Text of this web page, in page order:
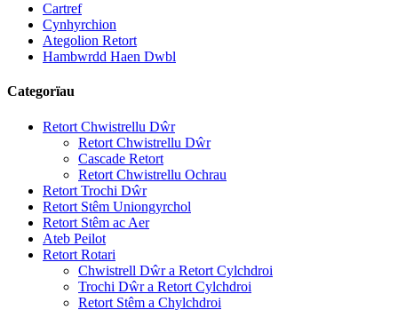
Cartref
Cynhyrchion
Ategolion Retort
Hambwrdd Haen Dwbl
Categorïau
Retort Chwistrellu Dŵr
Retort Chwistrellu Dŵr
Cascade Retort
Retort Chwistrellu Ochrau
Retort Trochi Dŵr
Retort Stêm Uniongyrchol
Retort Stêm ac Aer
Ateb Peilot
Retort Rotari
Chwistrell Dŵr a Retort Cylchdroi
Trochi Dŵr a Retort Cylchdroi
Retort Stêm a Chylchdroi